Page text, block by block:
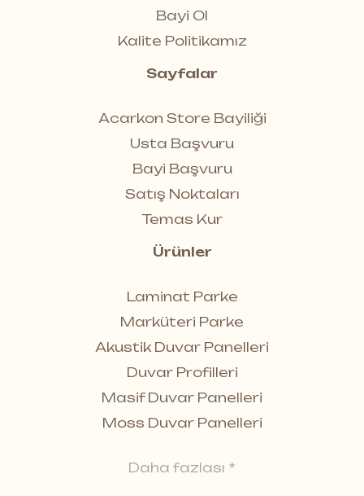
Bayi Ol
Kalite Politikamız
Sayfalar
Acarkon Store Bayiliği
Usta Başvuru
Bayi Başvuru
Satış Noktaları
Temas Kur
Ürünler
Laminat Parke
Marküteri Parke
Akustik Duvar Panelleri
Duvar Profilleri
Masif Duvar Panelleri
Moss Duvar Panelleri
Daha fazlası *